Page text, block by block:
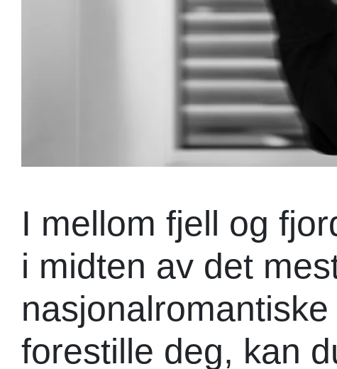
I mellom fjell og
i midten av det
forestille deg, kan